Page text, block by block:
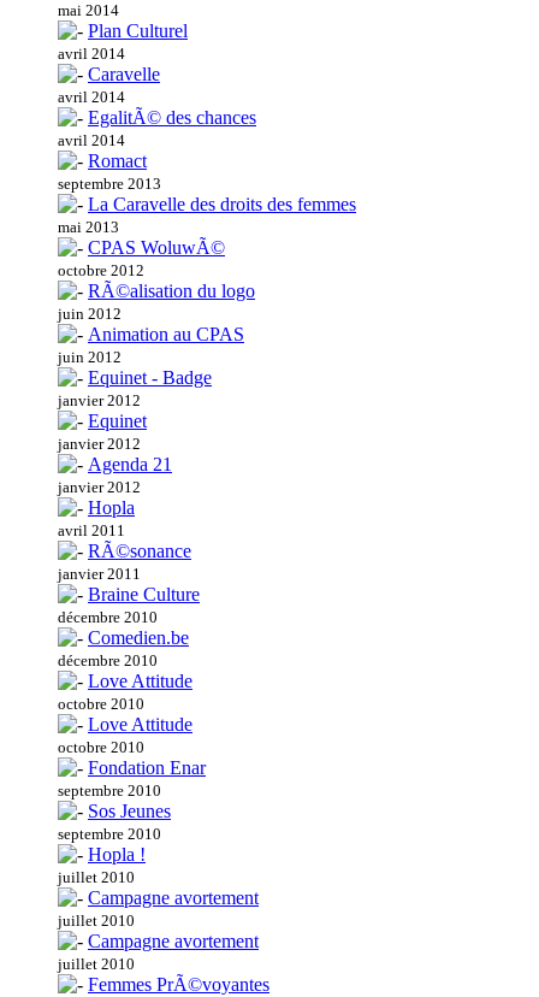
mai 2014
Plan Culturel
avril 2014
Caravelle
avril 2014
EgalitÃ© des chances
avril 2014
Romact
septembre 2013
La Caravelle des droits des femmes
mai 2013
CPAS WoluwÃ©
octobre 2012
RÃ©alisation du logo
juin 2012
Animation au CPAS
juin 2012
Equinet - Badge
janvier 2012
Equinet
janvier 2012
Agenda 21
janvier 2012
Hopla
avril 2011
RÃ©sonance
janvier 2011
Braine Culture
décembre 2010
Comedien.be
décembre 2010
Love Attitude
octobre 2010
Love Attitude
octobre 2010
Fondation Enar
septembre 2010
Sos Jeunes
septembre 2010
Hopla !
juillet 2010
Campagne avortement
juillet 2010
Campagne avortement
juillet 2010
Femmes PrÃ©voyantes